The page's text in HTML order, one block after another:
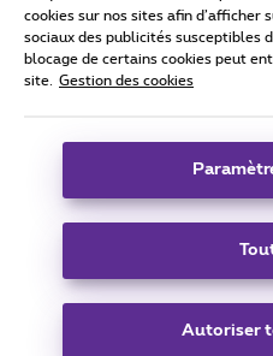
Tous droits réservés. © 2026
Conditions générales, info
Coordonnées de l’entreprise
Boulevard du Roi Albert II 27 -
Carrier & Wholesale Solutions
|Telindus
cookies sur nos sites afin d’afficher
sociaux des publicités susceptibles
blocage de certains cookies peut
site.
Gestion des cookies
Autoriser